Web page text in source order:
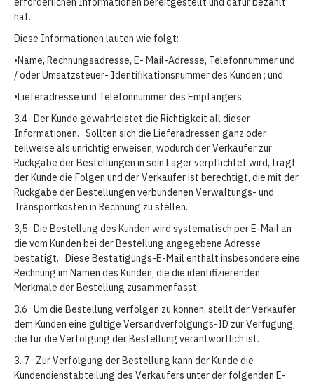
hat.
Diese Informationen lauten wie folgt:
•Name, Rechnungsadresse, E- Mail-Adresse, Telefonnummer und
/ oder Umsatzsteuer- Identifikationsnummer des Kunden ; und
•Lieferadresse und Telefonnummer des Empfangers.
3.4 Der Kunde gewahrleistet die Richtigkeit all dieser
Informationen. Sollten sich die Lieferadressen ganz oder
teilweise als unrichtig erweisen, wodurch der Verkaufer zur
Ruckgabe der Bestellungen in sein Lager verpflichtet wird, tragt
der Kunde die Folgen und der Verkaufer ist berechtigt, die mit der
Ruckgabe der Bestellungen verbundenen Verwaltungs- und
Transportkosten in Rechnung zu stellen.
3,5 Die Bestellung des Kunden wird systematisch per E-Mail an
die vom Kunden bei der Bestellung angegebene Adresse
bestatigt. Diese Bestatigungs-E-Mail enthalt insbesondere eine
Rechnung im Namen des Kunden, die die identifizierenden
Merkmale der Bestellung zusammenfasst.
3.6 Um die Bestellung verfolgen zu konnen, stellt der Verkaufer
dem Kunden eine gultige Versandverfolgungs-ID zur Verfugung,
die fur die Verfolgung der Bestellung verantwortlich ist.
3. 7 Zur Verfolgung der Bestellung kann der Kunde die
Kundendienstabteilung des Verkaufers unter der folgenden E-